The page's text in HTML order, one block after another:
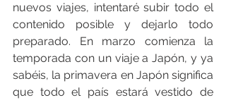
nuevos viajes, intentaré subir todo el
contenido posible y dejarlo todo
preparado. En marzo comienza la
temporada con un viaje a Japón, y ya
sabéis, la primavera en Japón significa
que todo el país estará vestido de